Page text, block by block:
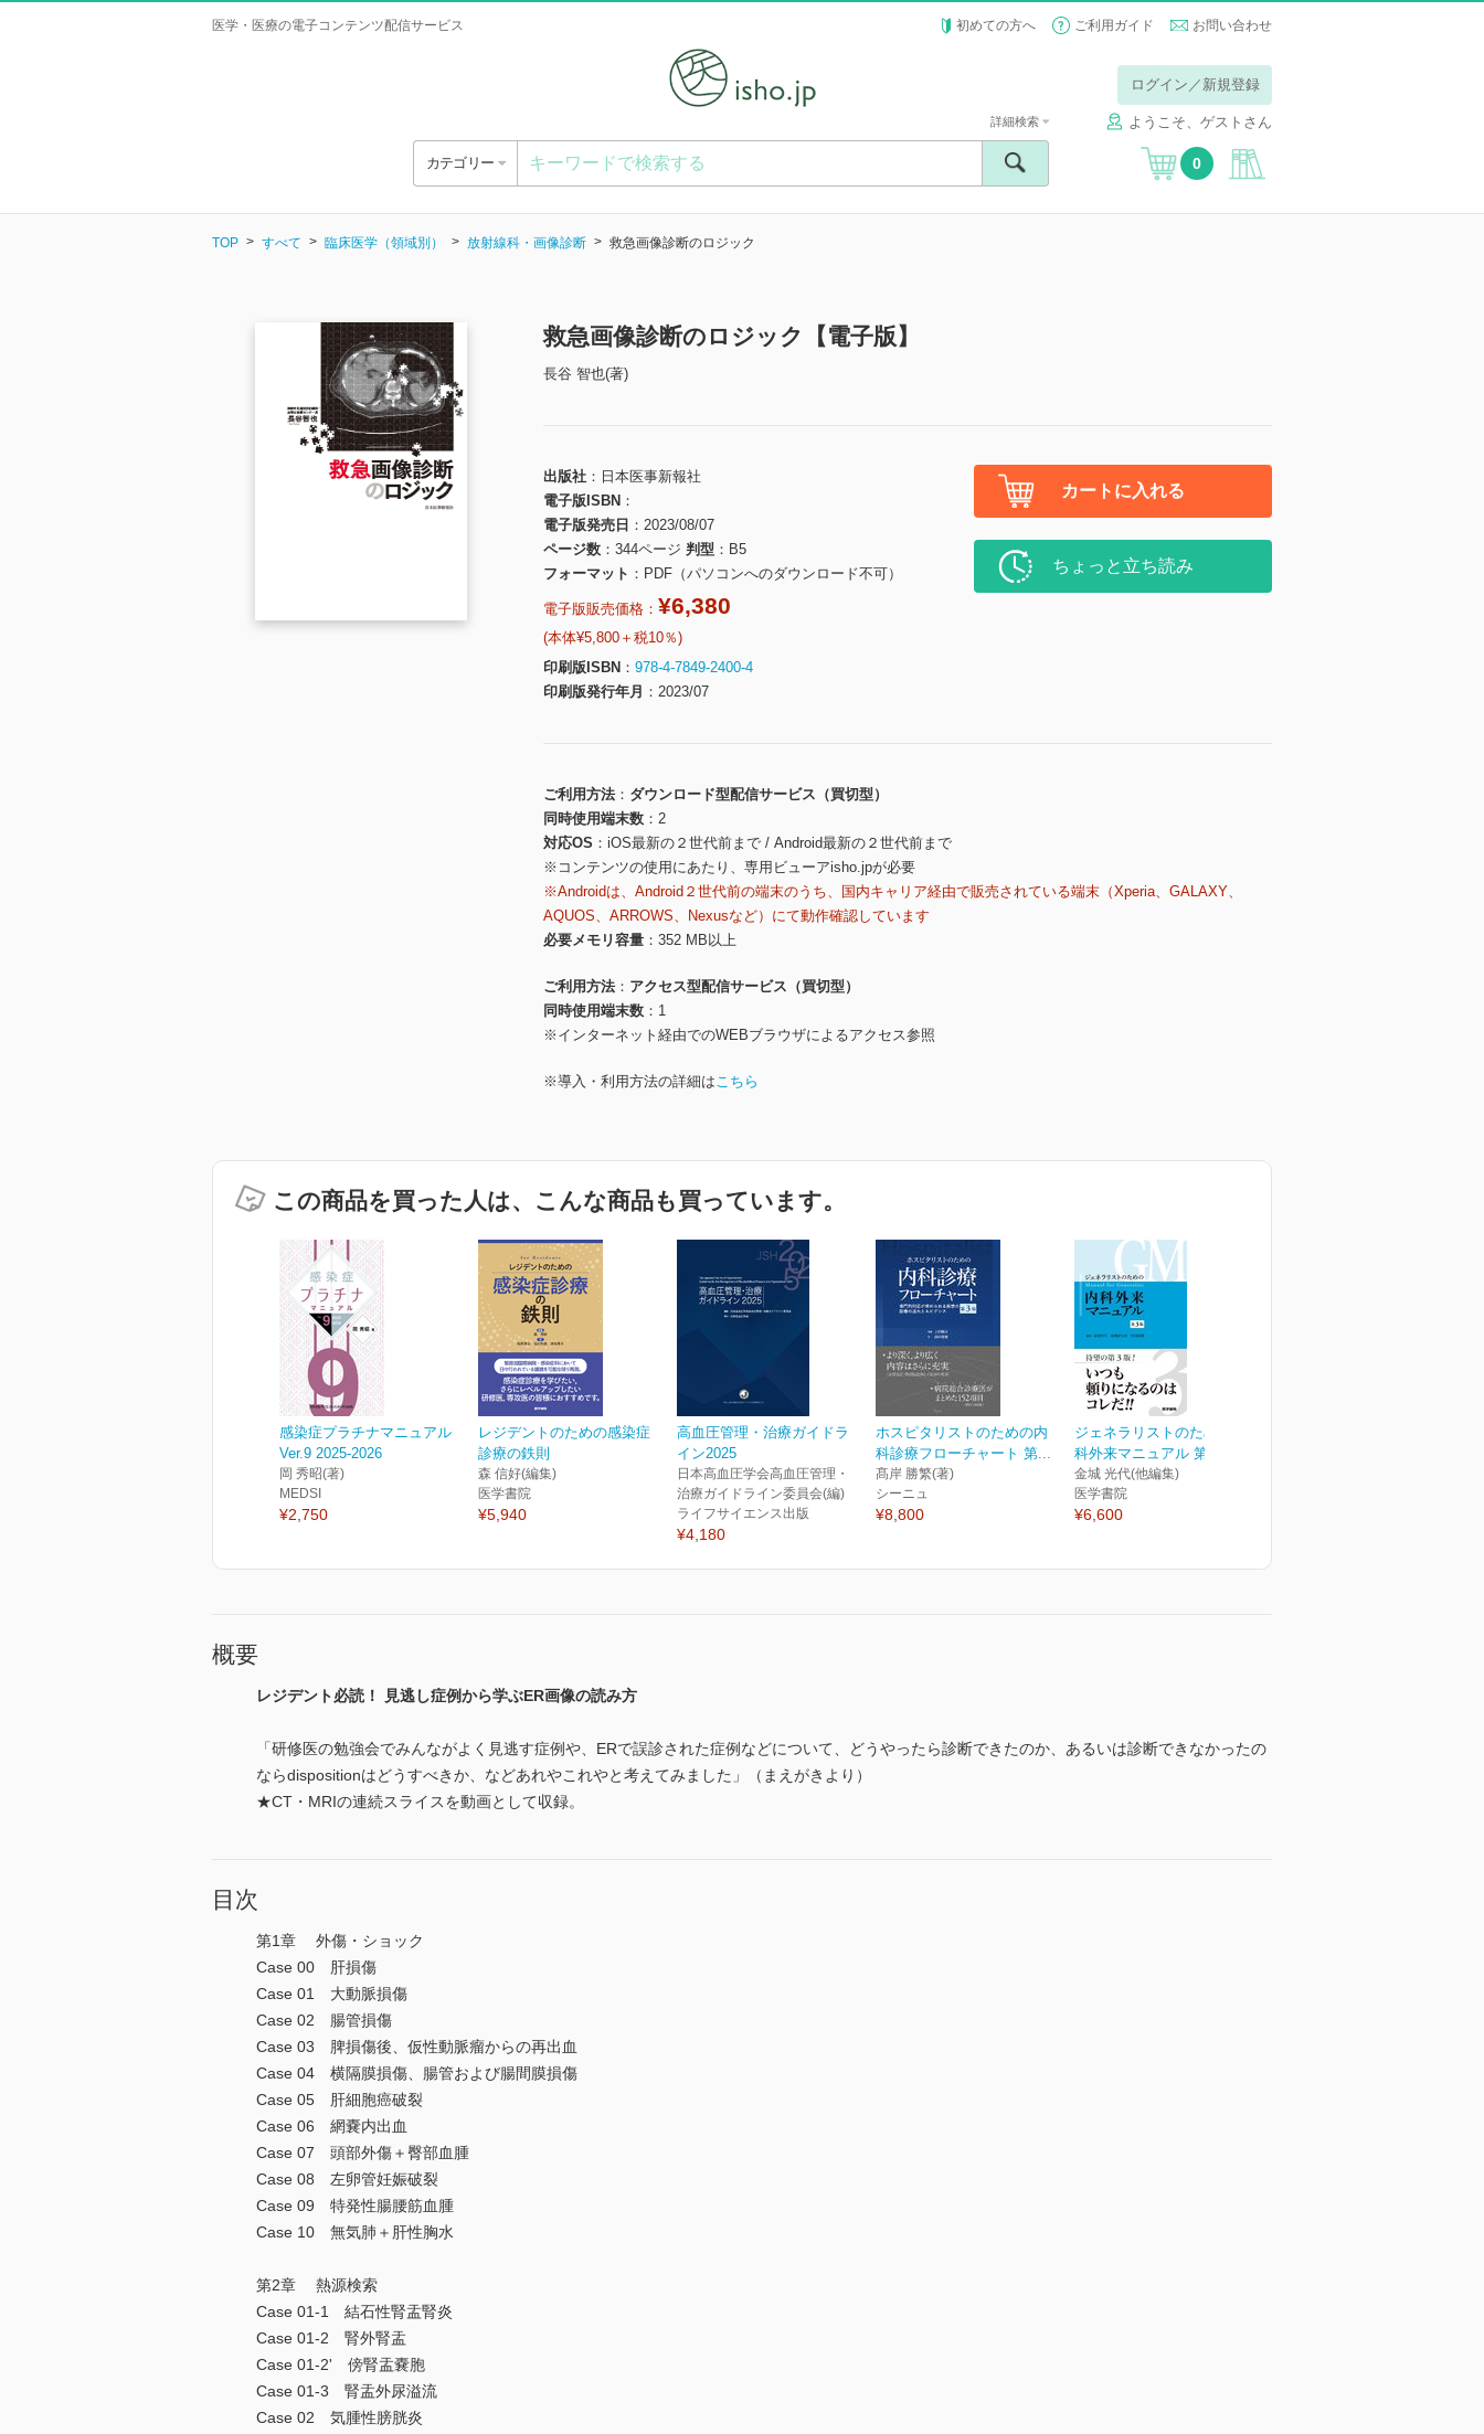
医学・医療の電子コンテンツ配信サービス 初めての方へ ご利用ガイド お問い合わせ
ログイン／新規登録
ようこそ、ゲストさん
カテゴリー
詳細検索
0
TOP すべて 臨床医学（領域別） 放射線科・画像診断 救急画像診断のロジック
救急画像診断のロジック【電子版】
長谷 智也(著)
出版社
日本医事新報社
電子版ISBN
電子版発売日
2023/08/07
ページ数
344ページ 判型
B5
フォーマット
PDF（パソコンへのダウンロード不可）
電子版販売価格： ¥6,380
(本体¥5,800＋税10％)
印刷版ISBN
978-4-7849-2400-4
印刷版発行年月
2023/07
カートに入れる
ちょっと立ち読み
ご利用方法
ダウンロード型配信サービス（買切型）
同時使用端末数
2
対応OS
iOS最新の２世代前まで / Android最新の２世代前まで
※コンテンツの使用にあたり、専用ビューアisho.jpが必要
※Androidは、Android２世代前の端末のうち、国内キャリア経由で販売されている端末（Xperia、GALAXY、
AQUOS、ARROWS、Nexusなど）にて動作確認しています
必要メモリ容量
352 MB以上
ご利用方法
アクセス型配信サービス（買切型）
同時使用端末数
1
※インターネット経由でのWEBブラウザによるアクセス参照
※導入・利用方法の詳細はこちら
この商品を買った人は、こんな商品も買っています。
感染症プラチナマニュアル
Ver.9 2025-2026
岡 秀昭(著)
MEDSI
¥2,750
レジデントのための感染症
診療の鉄則
森 信好(編集)
医学書院
¥5,940
高血圧管理・治療ガイドラ
イン2025
日本高血圧学会高血圧管理・
治療ガイドライン委員会(編)
ライフサイエンス出版
¥4,180
ホスピタリストのための内
科診療フローチャート 第...
髙岸 勝繁(著)
シーニュ
¥8,800
ジェネラリストのための内
科外来マニュアル 第3版
金城 光代(他編集)
医学書院
¥6,600
概要
レジデント必読！ 見逃し症例から学ぶER画像の読み方
「研修医の勉強会でみんながよく見逃す症例や、ERで誤診された症例などについて、どうやったら診断できたのか、あるいは診断できなかったの
ならdispositionはどうすべきか、などあれやこれやと考えてみました」（まえがきより）
★CT・MRIの連続スライスを動画として収録。
目次
第1章 外傷・ショック
Case 00 肝損傷
Case 01 大動脈損傷
Case 02 腸管損傷
Case 03 脾損傷後、仮性動脈瘤からの再出血
Case 04 横隔膜損傷、腸管および腸間膜損傷
Case 05 肝細胞癌破裂
Case 06 網嚢内出血
Case 07 頭部外傷＋臀部血腫
Case 08 左卵管妊娠破裂
Case 09 特発性腸腰筋血腫
Case 10 無気肺＋肝性胸水
第2章 熱源検索
Case 01-1 結石性腎盂腎炎
Case 01-2 腎外腎盂
Case 01-2' 傍腎盂嚢胞
Case 01-3 腎盂外尿溢流
Case 02 気腫性膀胱炎